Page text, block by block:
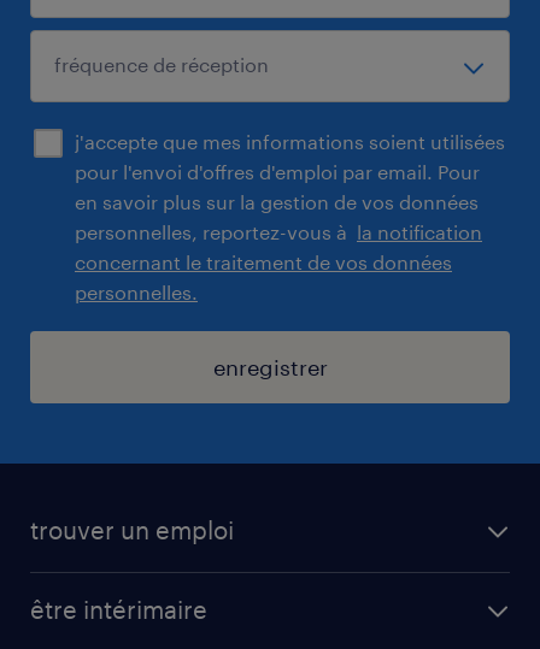
j'accepte que mes informations soient utilisées
pour l'envoi d'offres d'emploi par email. Pour
en savoir plus sur la gestion de vos données
personnelles, reportez-vous à la notification
concernant le traitement de vos données
personnelles.
enregistrer
trouver un emploi
être intérimaire